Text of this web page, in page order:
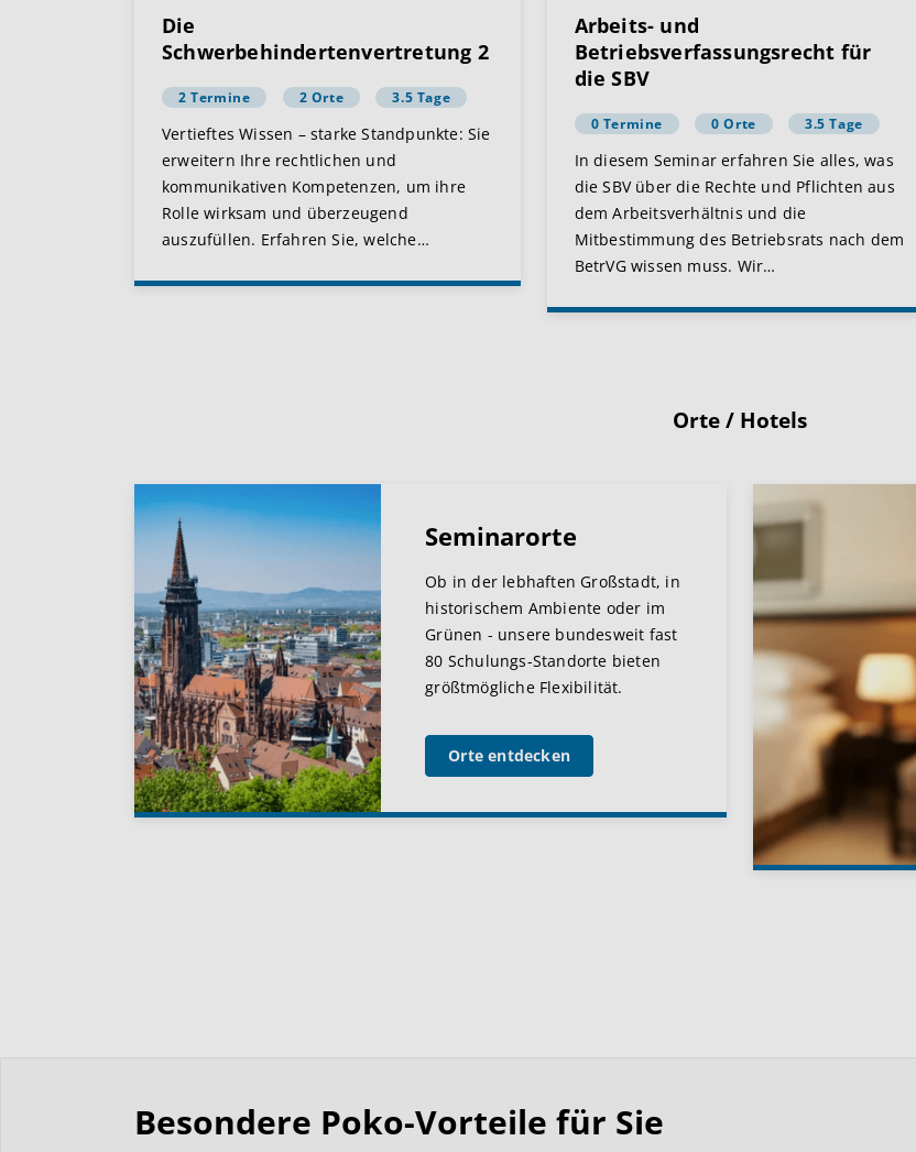
Die
Schwerbehindertenvertretung 2
2 Termine 2 Orte 3.5 Tage
Vertieftes Wissen – starke Standpunkte: Sie
erweitern Ihre rechtlichen und
kommunikativen Kompetenzen, um ihre
Rolle wirksam und überzeugend
auszufüllen. Erfahren Sie, welche…
Arbeits- und
Betriebsverfassungsrecht für
die SBV
0 Termine 0 Orte 3.5 Tage
In diesem Seminar erfahren Sie alles, was
die SBV über die Rechte und Pflichten aus
dem Arbeitsverhältnis und die
Mitbestimmung des Betriebsrats nach dem
BetrVG wissen muss. Wir…
Orte / Hotels
Seminarorte
Ob in der lebhaften Großstadt, in
historischem Ambiente oder im
Grünen - unsere bundesweit fast
80 Schulungs-Standorte bieten
größtmögliche Flexibilität.
Orte entdecken
Besondere Poko-Vorteile für Sie